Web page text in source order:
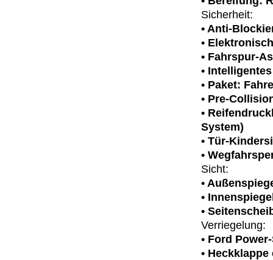
Sicherheit:
• Anti-
•
• Fahrspur-
•
• Paket:
• Pre-
•
System)
• Tür-
•
Sicht:
•
•
•
Verriegelung:
• Ford
•